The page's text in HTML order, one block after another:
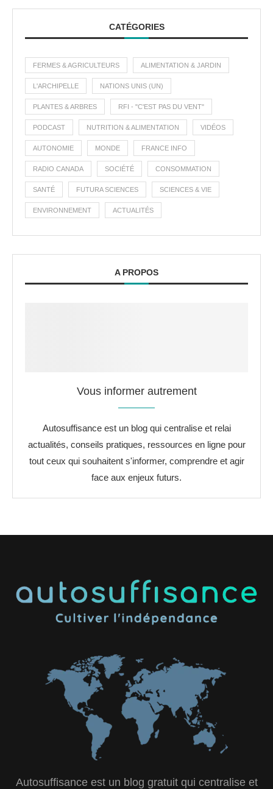
CATÉGORIES
FERMES & AGRICULTEURS ALIMENTATION & JARDIN
L'ARCHIPELLE NATIONS UNIS (UN)
PLANTES & ARBRES RFI - "C'EST PAS DU VENT"
PODCAST NUTRITION & ALIMENTATION VIDÉOS
AUTONOMIE MONDE FRANCE INFO
RADIO CANADA SOCIÉTÉ CONSOMMATION
SANTÉ FUTURA SCIENCES SCIENCES & VIE
ENVIRONNEMENT ACTUALITÉS
A PROPOS
Vous informer autrement
Autosuffisance est un blog qui centralise et relai
actualités, conseils pratiques, ressources en ligne pour
tout ceux qui souhaitent s'informer, comprendre et agir
face aux enjeux futurs.
Autosuffisance est un blog gratuit qui centralise et